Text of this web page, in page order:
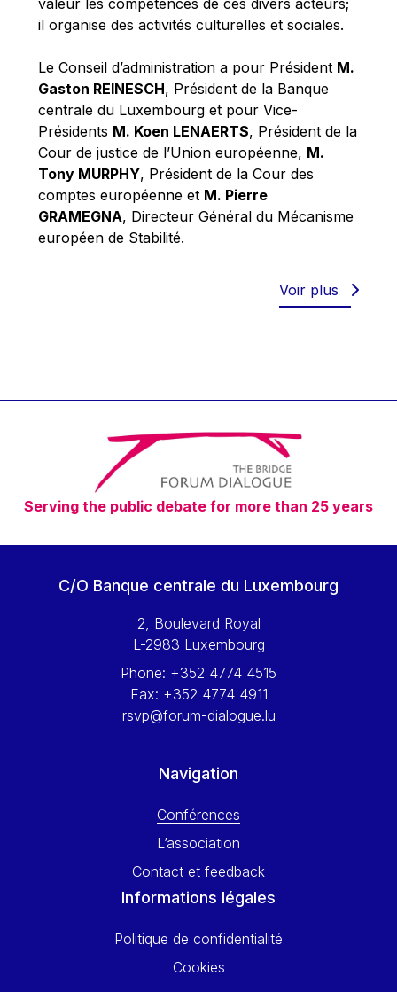
Paolo Mengozzi
Paschal Donohoe
Pat Cox
Patrizia Nanz
Philippe Maystadt
Pierre Gramegna
Richard Pelly
Robert Goebbels
Robert REYNDERS
Timothy Radcliffe
Vaclav Klaus
Vassilios Skouris
Vítor Manuel da Silva Caldeira
Viviane Reding
Walter Hagg
Wolfgang Ketterle
Yossi Beillin
Yves FRANCHET
valeur les compétences de ces divers acteurs;
il organise des activités culturelles et sociales.
Le Conseil d’administration a pour Président M.
Gaston REINESCH, Président de la Banque
centrale du Luxembourg et pour Vice-
Présidents M. Koen LENAERTS, Président de la
Cour de justice de l’Union européenne, M.
Tony MURPHY, Président de la Cour des
comptes européenne et M. Pierre
GRAMEGNA, Directeur Général du Mécanisme
européen de Stabilité.
Voir plus
Serving the public debate for more than 25 years
C/O Banque centrale du Luxembourg
2, Boulevard Royal
L-2983 Luxembourg
Phone: +352 4774 4515
Fax: +352 4774 4911
rsvp@forum-dialogue.lu
Navigation
Conférences
L’association
Contact et feedback
Informations légales
Politique de confidentialité
Cookies